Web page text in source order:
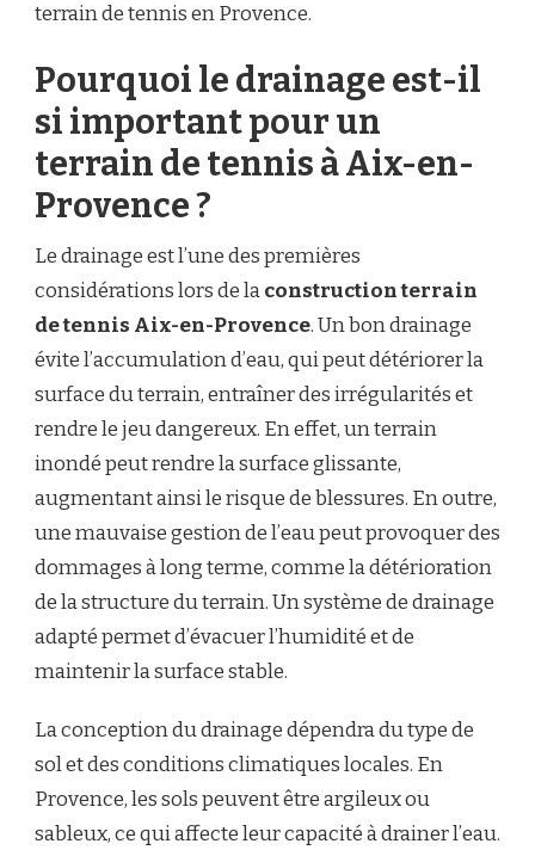
terrain de tennis en Provence.
Pourquoi le drainage est-il
si important pour un
terrain de tennis à Aix-en-
Provence ?
Le drainage est l’une des premières
considérations lors de laconstruction terrain
de tennis Aix-en-Provence. Un bon drainage
évite l’accumulation d’eau, qui peut détériorer la
surface du terrain, entraîner des irrégularités et
rendre le jeu dangereux. En effet, un terrain
inondé peut rendre la surface glissante,
augmentant ainsi le risque de blessures. En outre,
une mauvaise gestion de l’eau peut provoquer des
dommages à long terme, comme la détérioration
de la structure du terrain. Un système de drainage
adapté permet d’évacuer l’humidité et de
maintenir la surface stable.
La conception du drainage dépendra du type de
sol et des conditions climatiques locales. En
Provence, les sols peuvent être argileux ou
sableux, ce qui affecte leur capacité à drainer l’eau.